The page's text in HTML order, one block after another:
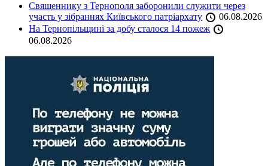
Священнику з Тернополя заборонили служити через
участь у зібраннях Київського патріархату
06.08.2026
На Тернопільщині за добу сталося 14 пожеж
06.08.2026